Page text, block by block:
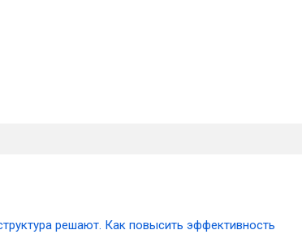
решают. Как повысить эффективность